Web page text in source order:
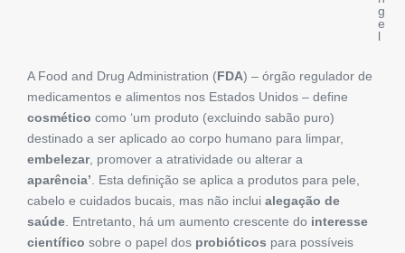
g
e
l
A Food and Drug Administration (FDA) – órgão regulador de
medicamentos e alimentos nos Estados Unidos – define
cosmético como ‘um produto (excluindo sabão puro)
destinado a ser aplicado ao corpo humano para limpar,
embelezar, promover a atratividade ou alterar a
aparência’. Esta definição se aplica a produtos para pele,
cabelo e cuidados bucais, mas não inclui alegação de
saúde. Entretanto, há um aumento crescente do interesse
científico sobre o papel dos probióticos para possíveis